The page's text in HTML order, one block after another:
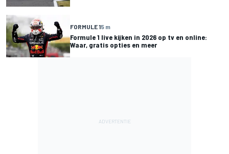
FORMULE 15 m
Formule 1 live kijken in 2026 op tv en online:
Waar, gratis opties en meer